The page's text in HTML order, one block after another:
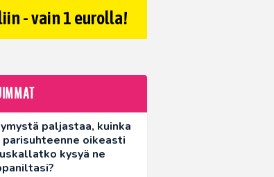
- vain 1 eurolla!
paljastaa, kuinka
parisuhteenne oikeasti
kysyä ne